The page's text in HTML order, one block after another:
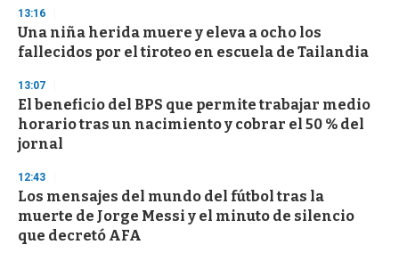
13:16
Una niña herida muere y eleva a ocho los
fallecidos por el tiroteo en escuela de Tailandia
13:07
El beneficio del BPS que permite trabajar medio
horario tras un nacimiento y cobrar el 50 % del
jornal
12:43
Los mensajes del mundo del fútbol tras la
muerte de Jorge Messi y el minuto de silencio
que decretó AFA